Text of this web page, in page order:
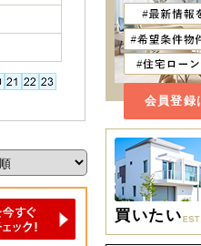
会員登録
買いたい